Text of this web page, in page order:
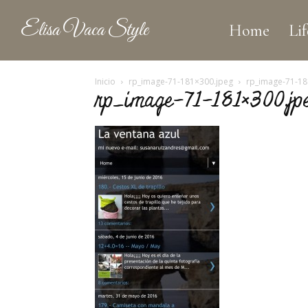
Elisa Vaca Style Home
Inicio rp_image-71-181×300.jpeg rp_image-71-
rp_image-71-